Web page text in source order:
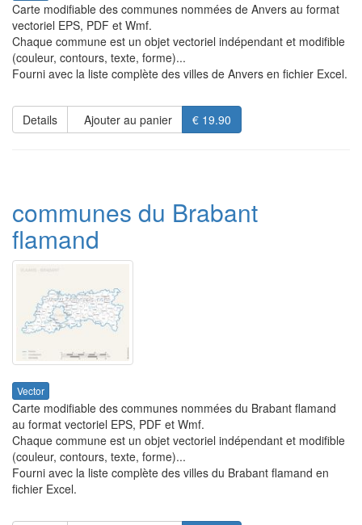
Carte modifiable des communes nommées de Anvers au format
vectoriel EPS, PDF et Wmf.
Chaque commune est un objet vectoriel indépendant et modifible
(couleur, contours, texte, forme)...
Fourni avec la liste complète des villes de Anvers en fichier Excel.
Details Ajouter au panier € 19.90
communes du Brabant
flamand
Vector
Carte modifiable des communes nommées du Brabant flamand
au format vectoriel EPS, PDF et Wmf.
Chaque commune est un objet vectoriel indépendant et modifible
(couleur, contours, texte, forme)...
Fourni avec la liste complète des villes du Brabant flamand en
fichier Excel.